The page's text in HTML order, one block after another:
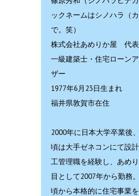
ックネームはシノハラ（
で。笑）
株式会社あめりか屋 代
一級建築士・住宅ローン
ザー
1977年6月23日生まれ
福井県敦賀市在住
2000年に日本大学卒業後
頃は大手ゼネコンにて設
工管理職を経験し、あめ
目として2007年から勤務
頃から本格的に住宅事業